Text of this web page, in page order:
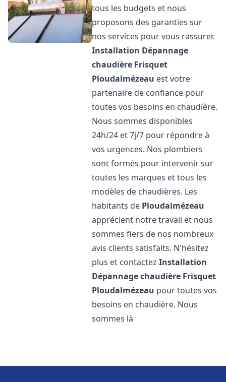
tous les budgets et nous
proposons des garanties sur
nos services pour vous rassurer.
Installation Dépannage
chaudière Frisquet
Ploudalmézeau est votre
partenaire de confiance pour
toutes vos besoins en chaudière.
Nous sommes disponibles
24h/24 et 7j/7 pour répondre à
vos urgences. Nos plombiers
sont formés pour intervenir sur
toutes les marques et tous les
modèles de chaudières. Les
habitants de Ploudalmézeau
apprécient notre travail et nous
sommes fiers de nos nombreux
avis clients satisfaits. N'hésitez
plus et contactezInstallation
Dépannage chaudière Frisquet
Ploudalmézeau pour toutes vos
besoins en chaudière. Nous
sommes là